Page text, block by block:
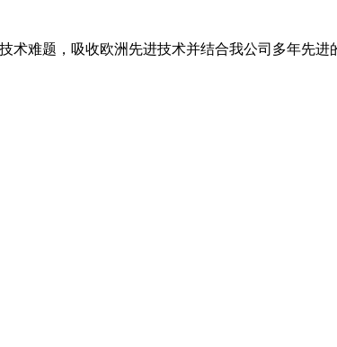
术难题，吸收欧洲先进技术并结合我公司多年先